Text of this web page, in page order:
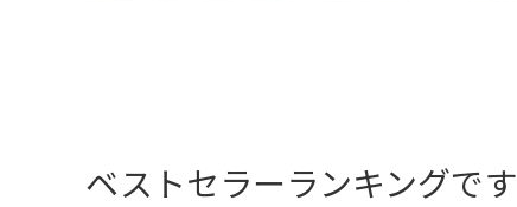
ベストセラーランキングです